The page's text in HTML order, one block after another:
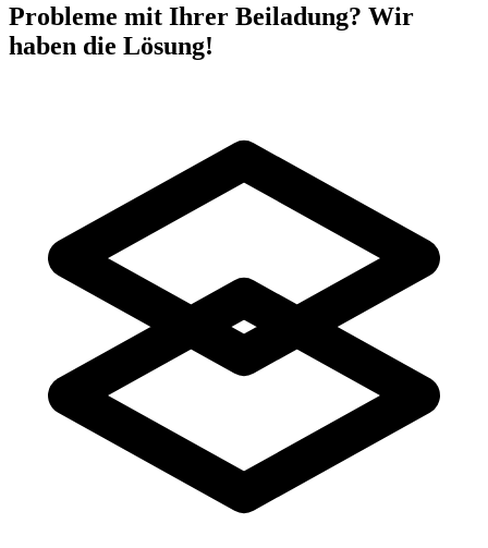
Probleme mit Ihrer Beiladung? Wir
haben die Lösung!